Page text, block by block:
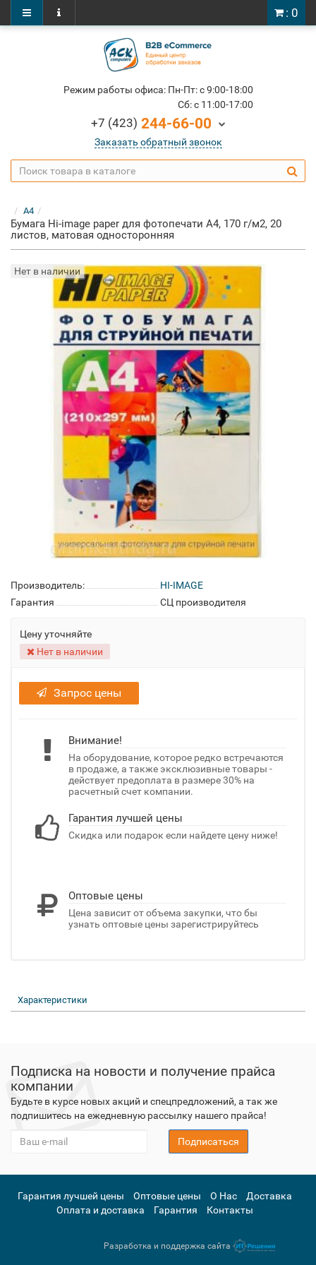
: 0
Режим работы офиса: Пн-Пт: c 9:00-18:00
Cб: c 11:00-17:00
+7 (423) 244-66-00
Заказать обратный звонок
A4
Бумага Hi-image paper для фотопечати А4, 170 г/м2, 20
листов, матовая односторонняя
Нет в наличии
Производитель:
HI-IMAGE
Гарантия
СЦ производителя
Цену уточняйте
Нет в наличии
Запрос цены
Внимание!
На оборудование, которое редко встречаются
в продаже, а также эксклюзивные товары -
действует предоплата в размере 30% на
расчетный счет компании.
Гарантия лучшей цены
Скидка или подарок если найдете цену ниже!
Оптовые цены
Цена зависит от объема закупки, что бы
узнать оптовые цены зарегистрируйтесь
Характеристики
Подписка на новости и получение прайса
компании
Будьте в курсе новых акций и спецпредложений, а так же
подпишитесь на ежедневную рассылку нашего прайса!
Подписаться
Гарантия лучшей цены Оптовые цены О Нас
Доставка
Оплата и доставка
Гарантия Контакты
Разработка и поддержка сайта